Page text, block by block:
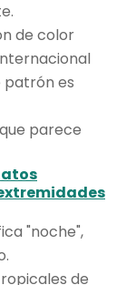
de color
patrón es
que parece
"noche",
de